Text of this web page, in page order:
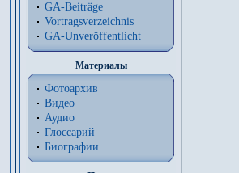
GA-Beiträge
Vortragsverzeichnis
GA-Unveröffentlicht
Материалы
Фотоархив
Видео
Аудио
Глоссарий
Биографии